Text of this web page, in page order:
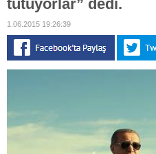
tutuyorlar” dedi.
1.06.2015 19:26:39